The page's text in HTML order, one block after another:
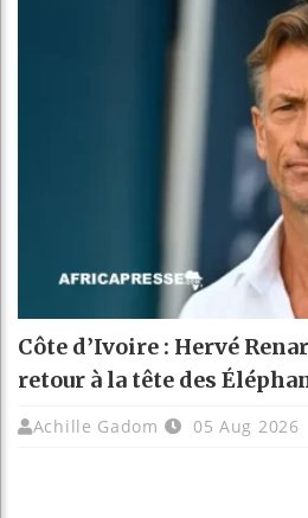
Côte d’Ivoire : Hervé
retour à la tête des
Achille Gadom 05 Aug 2026